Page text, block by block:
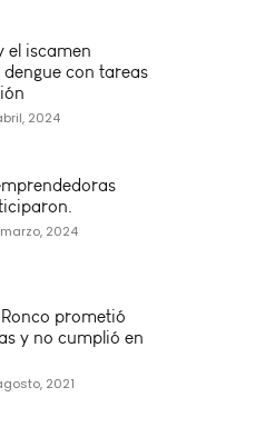
el iscamen
con tareas
2024
marzo, 2024
prometió
y no cumplió en
2021